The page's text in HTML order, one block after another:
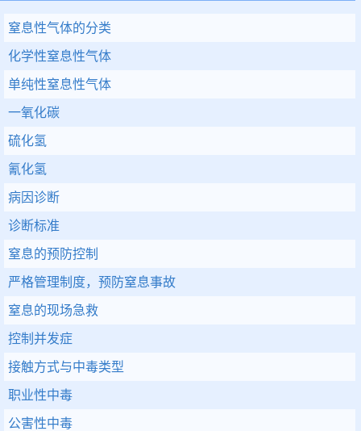
窒息性气体的分类
化学性窒息性气体
单纯性窒息性气体
一氧化碳
硫化氢
氰化氢
病因诊断
诊断标准
窒息的预防控制
严格管理制度，预防窒息事故
窒息的现场急救
控制并发症
接触方式与中毒类型
职业性中毒
公害性中毒